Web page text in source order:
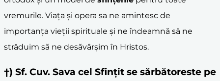
vremurile. Viața și opera sa ne amintesc de
importanța vieții spirituale și ne îndeamnă să ne
străduim să ne desăvârșim în Hristos.
†) Sf. Cuv. Sava cel Sfinţit se sărbătoreste pe